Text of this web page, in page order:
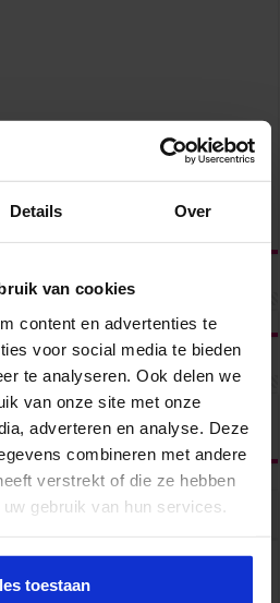
Details Over
van cookies
content en advertenties te
voor social media te bieden
te analyseren. Ook delen we
van onze site met onze
adverteren en analyse. Deze
combineren met andere
verstrekt of die ze hebben
gebruik van hun services.
toestaan